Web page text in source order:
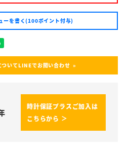
ーを書く(100ポイント付与)
ついてLINEでお問い合わせ
時計保証プラスご加入は
こちらから ＞